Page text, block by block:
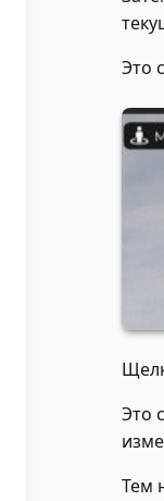
Это
Это
Тем